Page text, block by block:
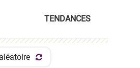
TENDANCES